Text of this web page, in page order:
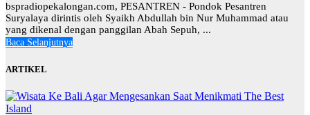
bspradiopekalongan.com, PESANTREN - Pondok Pesantren
Suryalaya dirintis oleh Syaikh Abdullah bin Nur Muhammad atau
yang dikenal dengan panggilan Abah Sepuh, ...
Baca Selanjutnya
ARTIKEL